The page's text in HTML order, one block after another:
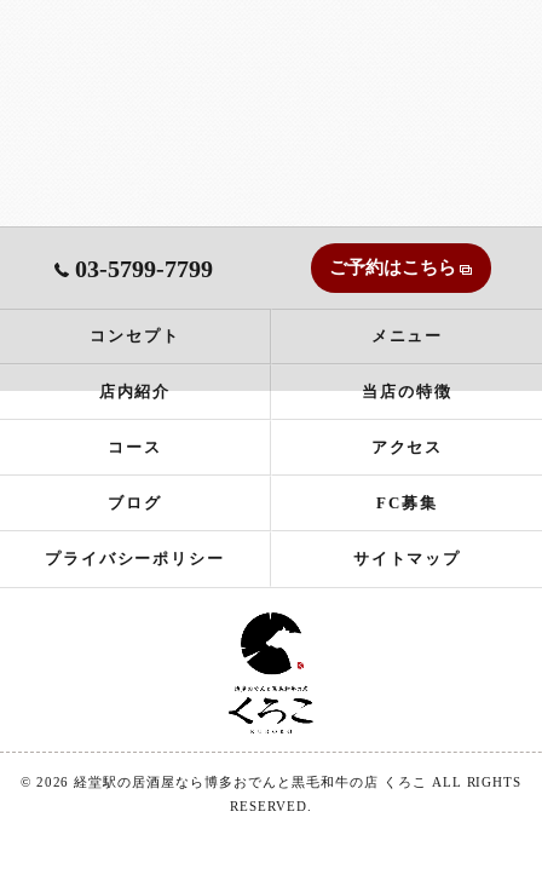
03-5799-7799 ご予約はこちら
コンセプト メニュー
店内紹介 当店の特徴
コース アクセス
ブログ FC募集
プライバシーポリシー サイトマップ
© 2026 経堂駅の居酒屋なら博多おでんと黒毛和牛の店 くろこ ALL RIGHTS
RESERVED.